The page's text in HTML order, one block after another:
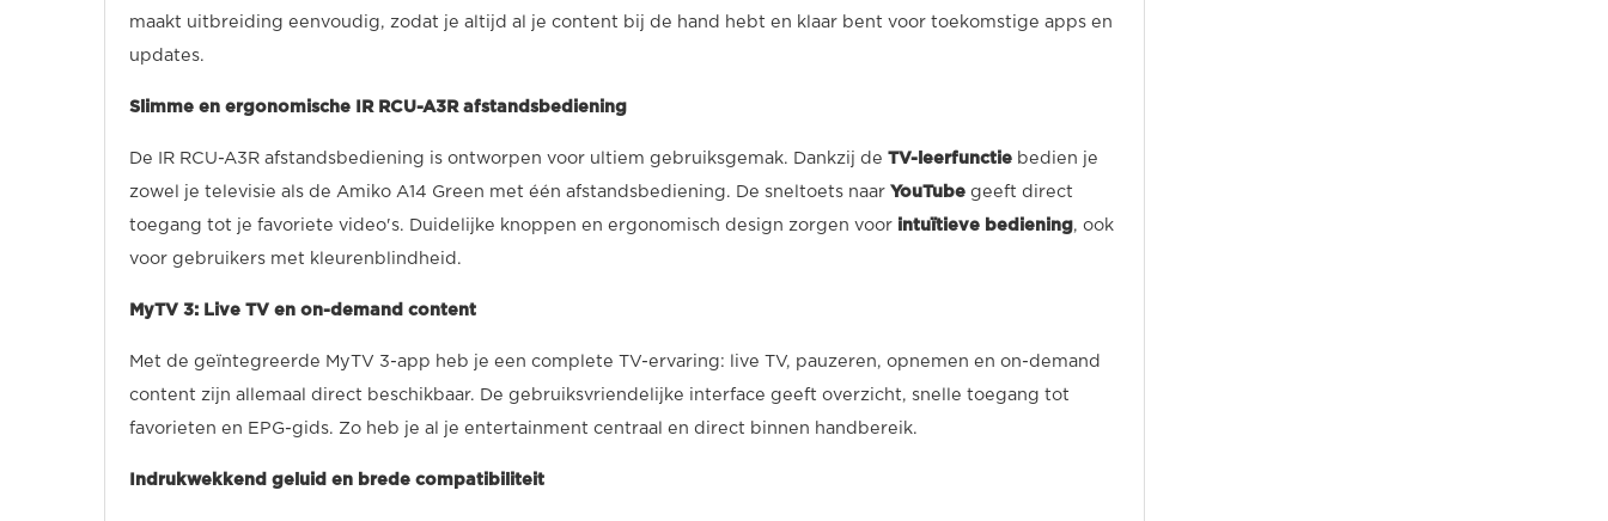
maakt uitbreiding eenvoudig, zodat je altijd al je content bij de hand hebt en klaar bent voor toekomstige apps en
updates.
Slimme en ergonomische IR RCU-A3R afstandsbediening
De IR RCU-A3R afstandsbediening is ontworpen voor ultiem gebruiksgemak. Dankzij de TV-leerfunctie bedien je
zowel je televisie als de Amiko A14 Green met één afstandsbediening. De sneltoets naar YouTube geeft direct
toegang tot je favoriete video's. Duidelijke knoppen en ergonomisch design zorgen voor intuïtieve bediening, ook
voor gebruikers met kleurenblindheid.
MyTV 3: Live TV en on-demand content
Met de geïntegreerde MyTV 3-app heb je een complete TV-ervaring: live TV, pauzeren, opnemen en on-demand
content zijn allemaal direct beschikbaar. De gebruiksvriendelijke interface geeft overzicht, snelle toegang tot
favorieten en EPG-gids. Zo heb je al je entertainment centraal en direct binnen handbereik.
Indrukwekkend geluid en brede compatibiliteit